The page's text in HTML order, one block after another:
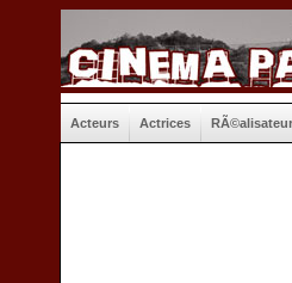
Acteurs Actrices